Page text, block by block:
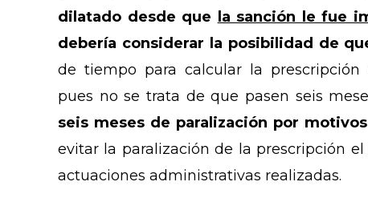
dilatado desde que
la sanción le fue
debería considerar la posibilidad de
de tiempo para calcular la prescripción
pues no se trata de que pasen seis
seis meses de paralización por
evitar la paralización de la prescripción
actuaciones administrativas realizadas.